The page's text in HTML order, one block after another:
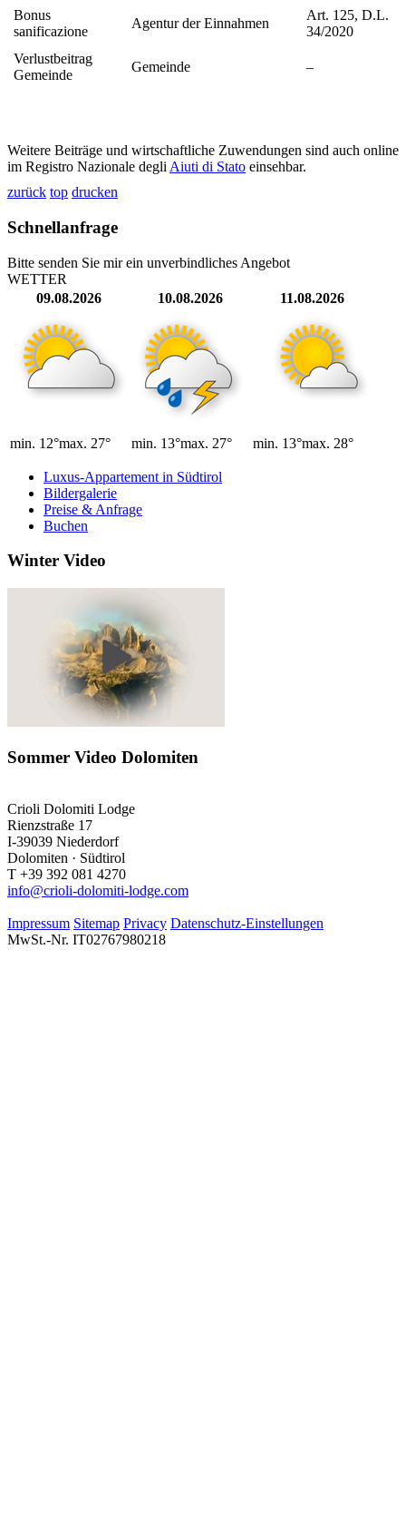
Bonus
sanificazione
Agentur der Einnahmen
Art. 125, D.L.
34/2020
Verlustbeitrag
Gemeinde
Gemeinde –
Weitere Beiträge und wirtschaftliche Zuwendungen sind auch online
im Registro Nazionale degli Aiuti di Stato einsehbar.
zurück top drucken
Schnellanfrage
Bitte senden Sie mir ein unverbindliches Angebot
WETTER
09.08.2026
10.08.2026 11.08.2026
min. 12°max. 27° min. 13°max. 27° min. 13°max. 28°
Luxus-Appartement in Südtirol
Bildergalerie
Preise & Anfrage
Buchen
Winter Video
Sommer Video Dolomiten
Crioli Dolomiti Lodge
Rienzstraße 17
I-39039 Niederdorf
Dolomiten · Südtirol
T +39 392 081 4270
info@crioli-dolomiti-lodge.com
Impressum Sitemap Privacy Datenschutz-Einstellungen
MwSt.-Nr. IT02767980218